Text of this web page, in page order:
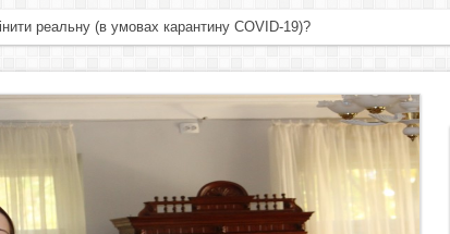
реальну (в умовах карантину COVID-19)?
що пропустила крізь себе»